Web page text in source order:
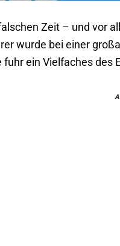
Zeit – und vor
wurde bei einer
fuhr ein Vielfaches des